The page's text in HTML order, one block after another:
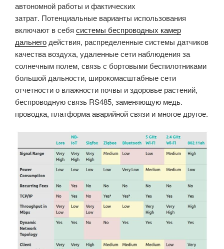
автономной работы и фактических
затрат. Потенциальные варианты использования
включают в себя системы беспроводных камер
дальнегодействия, распределенные системы датчиков
качества воздуха, удаленные сети наблюдения за
солнечным полем, связь с бортовыми беспилотниками
большой дальности, широкомасштабные сети
отчетности о влажности почвы и здоровье растений,
беспроводную связь RS485, заменяющую медь.
проводка, платформа аварийной связи и многое другое.